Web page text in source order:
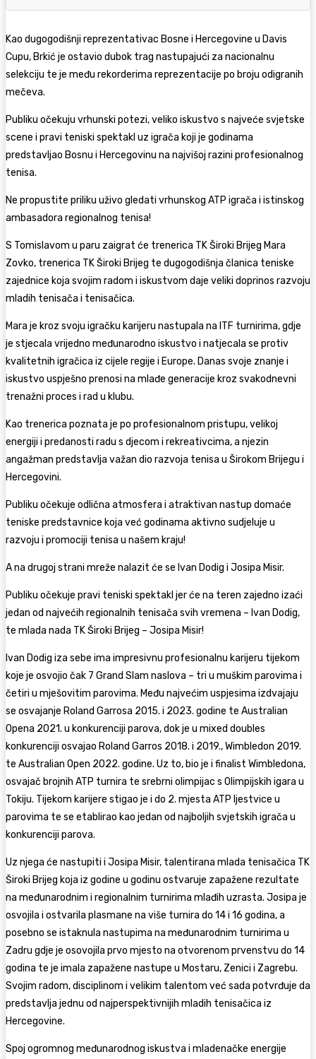
Kao dugogodišnji reprezentativac Bosne i Hercegovine u Davis
Cupu, Brkić je ostavio dubok trag nastupajući za nacionalnu
selekciju te je među rekorderima reprezentacije po broju odigranih
mečeva.
Publiku očekuju vrhunski potezi, veliko iskustvo s najveće svjetske
scene i pravi teniski spektakl uz igrača koji je godinama
predstavljao Bosnu i Hercegovinu na najvišoj razini profesionalnog
tenisa.
Ne propustite priliku uživo gledati vrhunskog ATP igrača i istinskog
ambasadora regionalnog tenisa!
S Tomislavom u paru zaigrat će trenerica TK Široki Brijeg Mara
Zovko, trenerica TK Široki Brijeg te dugogodišnja članica teniske
zajednice koja svojim radom i iskustvom daje veliki doprinos razvoju
mladih tenisača i tenisačica.
Mara je kroz svoju igračku karijeru nastupala na ITF turnirima, gdje
je stjecala vrijedno međunarodno iskustvo i natjecala se protiv
kvalitetnih igračica iz cijele regije i Europe. Danas svoje znanje i
iskustvo uspješno prenosi na mlađe generacije kroz svakodnevni
trenažni proces i rad u klubu.
Kao trenerica poznata je po profesionalnom pristupu, velikoj
energiji i predanosti radu s djecom i rekreativcima, a njezin
angažman predstavlja važan dio razvoja tenisa u Širokom Brijegu i
Hercegovini.
Publiku očekuje odlična atmosfera i atraktivan nastup domaće
teniske predstavnice koja već godinama aktivno sudjeluje u
razvoju i promociji tenisa u našem kraju!
A na drugoj strani mreže nalazit će se Ivan Dodig i Josipa Misir.
Publiku očekuje pravi teniski spektakl jer će na teren zajedno izaći
jedan od najvećih regionalnih tenisača svih vremena – Ivan Dodig,
te mlada nada TK Široki Brijeg – Josipa Misir!
Ivan Dodig iza sebe ima impresivnu profesionalnu karijeru tijekom
koje je osvojio čak 7 Grand Slam naslova – tri u muškim parovima i
četiri u mješovitim parovima. Među najvećim uspjesima izdvajaju
se osvajanje Roland Garrosa 2015. i 2023. godine te Australian
Opena 2021. u konkurenciji parova, dok je u mixed doubles
konkurenciji osvajao Roland Garros 2018. i 2019., Wimbledon 2019.
te Australian Open 2022. godine. Uz to, bio je i finalist Wimbledona,
osvajač brojnih ATP turnira te srebrni olimpijac s Olimpijskih igara u
Tokiju. Tijekom karijere stigao je i do 2. mjesta ATP ljestvice u
parovima te se etablirao kao jedan od najboljih svjetskih igrača u
konkurenciji parova.
Uz njega će nastupiti i Josipa Misir, talentirana mlada tenisačica TK
Široki Brijeg koja iz godine u godinu ostvaruje zapažene rezultate
na međunarodnim i regionalnim turnirima mlađih uzrasta. Josipa je
osvojila i ostvarila plasmane na više turnira do 14 i 16 godina, a
posebno se istaknula nastupima na međunarodnim turnirima u
Zadru gdje je osovojila prvo mjesto na otvorenom prvenstvu do 14
godina te je imala zapažene nastupe u Mostaru, Zenici i Zagrebu.
Svojim radom, disciplinom i velikim talentom već sada potvrđuje da
predstavlja jednu od najperspektivnijih mladih tenisačica iz
Hercegovine.
Spoj ogromnog međunarodnog iskustva i mladenačke energije